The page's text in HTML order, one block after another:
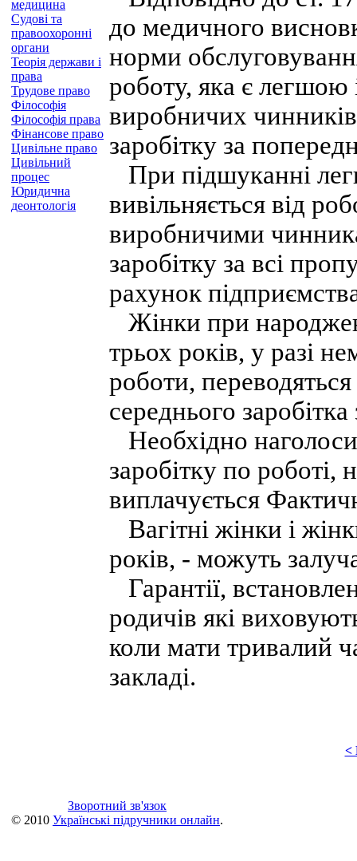
медицина
Судові та
правоохоронні
органи
Теорія держави і
права
Трудове право
Філософія
Філософія права
Фінансове право
Цивільне право
Цивільний
процес
Юридична
деонтологія
до медичного
норми
роботу, яка є легшою
виробничих
заробітку за
При підшуканні
вивільняється від
виробничими
заробітку за всі
рахунок
Жінки при
трьох років, у разі
роботи,
середнього
Необхідно
заробітку по роботі,
виплачується
Вагітні жінки і
років, - можуть
Гарантії,
родичів які
коли мати тривалий
закладі.
<
Зворотний зв'язок
© 2010 Українські підручники онлайн.